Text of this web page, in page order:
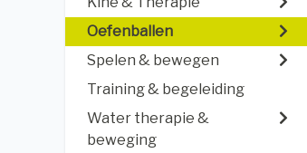
Oefenballen
Spelen & bewegen
Training & begeleiding
Water therapie &
beweging